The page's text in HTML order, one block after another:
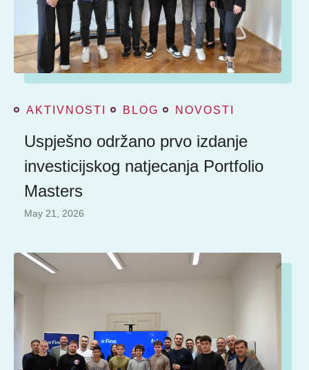
AKTIVNOSTI BLOG NOVOSTI
Uspješno održano prvo izdanje
investicijskog natjecanja Portfolio
Masters
May 21, 2026